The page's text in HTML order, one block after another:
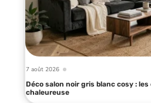
7 août 2026
Déco salon noir gris blanc cosy : les
chaleureuse